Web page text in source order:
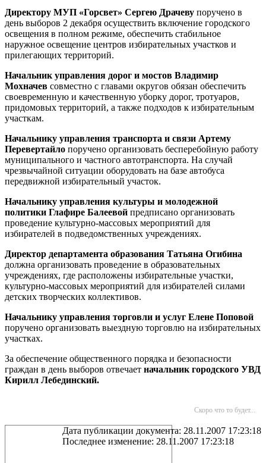
Директору МУП «Горсвет» Сергею Драчеву поручено в
день выборов 2 декабря осуществить включение городского
освещения в полном режиме, обеспечить стабильное
наружное освещение центров избирательных участков и
прилегающих территорий.
Начальник управления дорог и мостов Владимир
Мохначев совместно с главами округов обязан обеспечить
своевременную и качественную уборку дорог, тротуаров,
придомовых территорий, а также подходов к избирательным
участкам.
Начальнику управления транспорта и связи Артему
Перевертайло поручено организовать бесперебойную работу
муниципального и частного автотранспорта. На случай
чрезвычайной ситуации оборудовать на базе автобуса
передвижной избирательный участок.
Начальнику управления культуры и молодежной
политики Глафире Балеевой предписано организовать
проведение культурно-массовых мероприятий для
избирателей в подведомственных учреждениях.
Директор департамента образования Татьяна Огибина
должна организовать проведение в образовательных
учреждениях, где расположены избирательные участки,
культурно-массовых мероприятий для избирателей силами
детских творческих коллективов.
Начальнику управления торговли и услуг Елене Поповой
поручено организовать выездную торговлю на избирательных
участках.
За обеспечение общественного порядка и безопасности
граждан в день выборов отвечает начальник городского УВД
Кирилл Лебединский.
Скоро что то будет...
Дата публикации документа: 28.11.2007 17:23:18
Последнее изменение: 28.11.2007 17:23:18